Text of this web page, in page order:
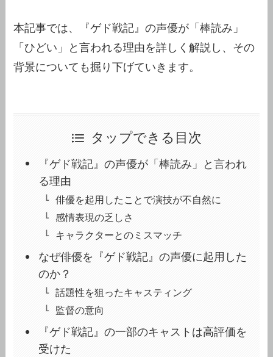
本記事では、『ゲド戦記』の声優が「棒読み」
「ひどい」と言われる理由を詳しく解説し、その
背景についても掘り下げていきます。
タップできる目次
『ゲド戦記』の声優が「棒読み」と言われ
る理由
俳優を起用したことで演技が不自然に
感情表現の乏しさ
キャラクターとのミスマッチ
なぜ俳優を『ゲド戦記』の声優に起用した
のか？
話題性を狙ったキャスティング
監督の意向
『ゲド戦記』の一部のキャストは高評価を
受けた